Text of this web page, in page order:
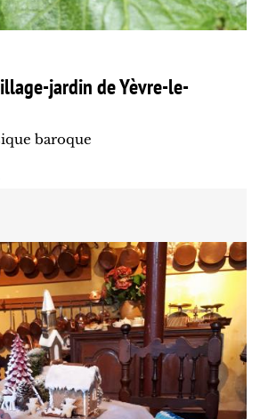
jardin de Yèvre-le-
baroque